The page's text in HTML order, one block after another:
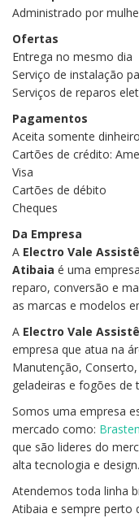
Administrado por
Ofertas
Entrega no mesmo dia
Serviço de instalação
Serviços de reparos
Pagamentos
Aceita somente dinheiro
Cartões de crédito:
Visa
Cartões de débito
Cheques
Da Empresa
A Electro Vale
Atibaia é uma
reparo, conversão e
as marcas e modelos
A Electro Vale
empresa que atua na
Manutenção,
geladeiras e fogões de
Somos uma empresa
mercado como:
que são lideres do
alta tecnologia e design.
Atendemos toda linha
Atibaia e sempre perto